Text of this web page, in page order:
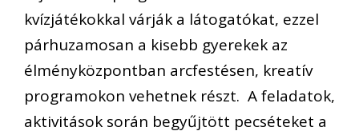
kvízjátékokkal várják a látogatókat, ezzel
párhuzamosan a kisebb gyerekek az
élményközpontban arcfestésen, kreatív
programokon vehetnek részt. A feladatok,
aktivitások során begyűjtött pecséteket a